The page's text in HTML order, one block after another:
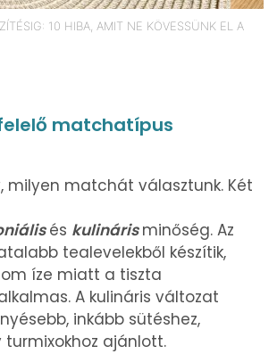
10 HIBA, AMIT NE KÖVESSÜNK EL A
matchatípus
milyen matchát választunk. Két
és kulinárisminőség. Az
tealevelekből készítik,
íze miatt a tiszta
A kulináris változat
inkább sütéshez,
turmixokhoz ajánlott.